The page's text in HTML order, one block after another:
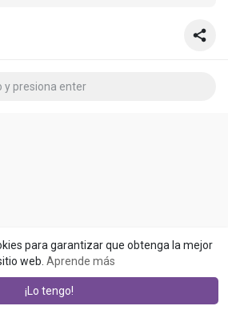
para garantizar que obtenga la mejor
web. Aprende más
¡Lo tengo!